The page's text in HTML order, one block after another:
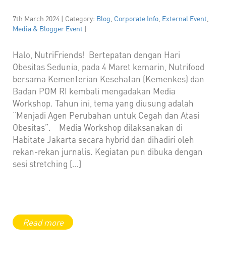
7th March 2024 | Category: Blog Corporate Info External Event
Media & Blogger Event |
Halo, NutriFriends! Bertepatan dengan Hari
Obesitas Sedunia, pada 4 Maret kemarin, Nutrifood
bersama Kementerian Kesehatan (Kemenkes) dan
Badan POM RI kembali mengadakan Media
Workshop. Tahun ini, tema yang diusung adalah
“Menjadi Agen Perubahan untuk Cegah dan Atasi
Obesitas”. Media Workshop dilaksanakan di
Habitate Jakarta secara hybrid dan dihadiri oleh
rekan-rekan jurnalis. Kegiatan pun dibuka dengan
sesi stretching […]